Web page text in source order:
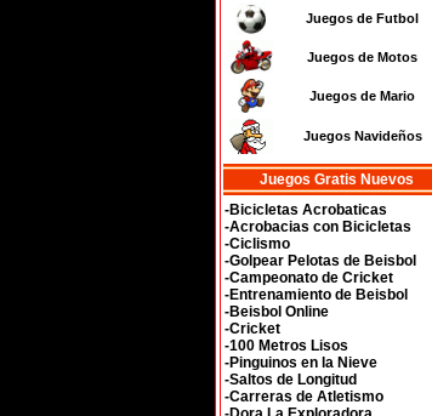
Juegos de Futbol
Juegos de Motos
Juegos de Mario
Juegos Navideños
Juegos Gratis Nuevos
-Bicicletas Acrobaticas
-Acrobacias con Bicicletas
-Ciclismo
-Golpear Pelotas de Beisbol
-Campeonato de Cricket
-Entrenamiento de Beisbol
-Beisbol Online
-Cricket
-100 Metros Lisos
-Pinguinos en la Nieve
-Saltos de Longitud
-Carreras de Atletismo